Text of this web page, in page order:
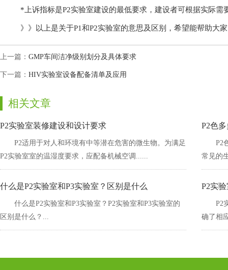
*上诉指标是P2实验室建设的最低要求，建设者可根据实际需要适
》》以上是关于P1和P2实验室的意思及区别，希望能帮助大家
上一篇： GMP车间洁净级别划分及具体要求
下一篇： HIV实验室设备配备清单及应用
相关文章
P2实验室装修建设和设计要求
P2适用于对人和环境有中等潜在危害的微生物。为满足
P2实验室室的温湿度要求，应配备机械空调......
P2色
P2
常见的
什么是P2实验室和P3实验室？区别是什么
什么是P2实验室和P3实验室？P2实验室和P3实验室的
区别是什么？...
P2实验
P2
确了相